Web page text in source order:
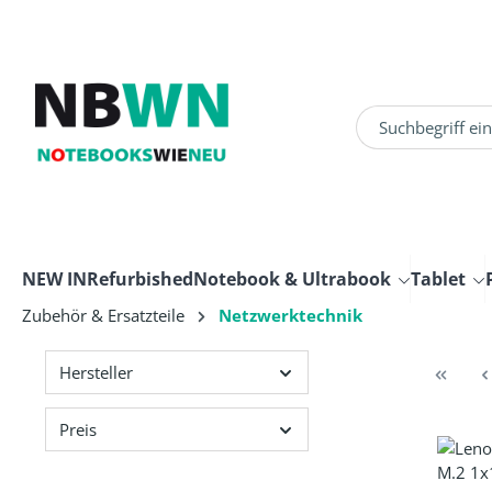
NEW INRefurbishedNotebook & Ultrabook Tablet
Zubehör & Ersatzteile Netzwerktechnik
Hersteller
Preis